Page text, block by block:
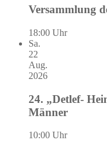
Versammlung
18:00 Uhr
Sa.
22
Aug.
2026
24. „Detlef-
Männer
10:00 Uhr